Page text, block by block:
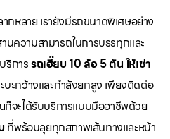
กหลาย เรายังมีรถขนาดพิเศษอย่าง
นความสามารถในการบรรทุกและ
ริการรถเฮี๊ยบ 10 ล้อ 5 ตัน ให้เช่า
ะกว้างและกำลังยกสูง เพียงติดต่อ
จะได้รับบริการแบบมืออาชีพด้วย
ที่พร้อมลุยทุกสภาพเส้นทางและหน้า